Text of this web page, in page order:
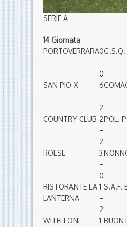
SERIE A
14 Giornata
PORTOVERRARA0
–
0
G.S.Q.
SAN PIO X
6
–
2
COUNTRY CLUB 2
–
2
POL.
ROESE
3
–
0
RISTORANTE LA
LANTERNA
1
–
2
S.A.F.
WITELLONI
1